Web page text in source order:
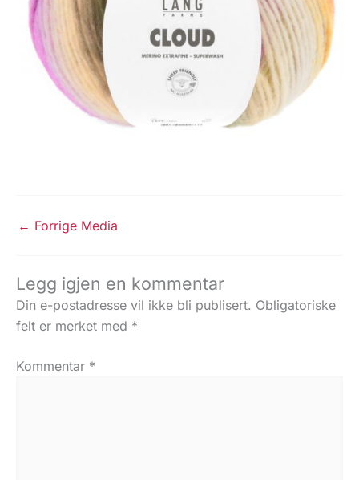
← Forrige Media
Legg igjen en kommentar
Din e-postadresse vil ikke bli publisert. Obligatoriske
felt er merket med *
Kommentar *